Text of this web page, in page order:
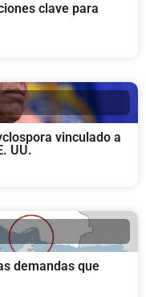
clave para
vinculado a
UU.
demandas que